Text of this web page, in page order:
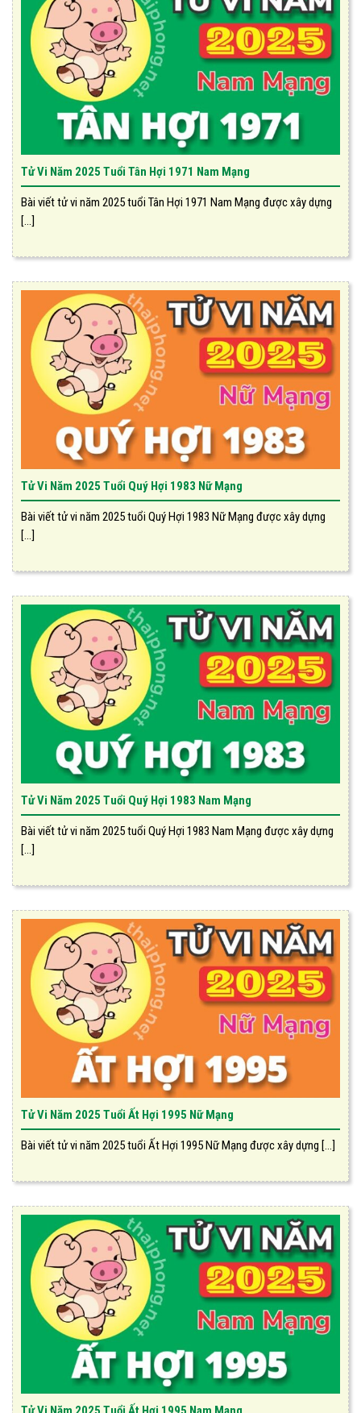
Tử Vi Năm 2025 Tuổi Tân Hợi 1971 Nam Mạng
Bài viết tử vi năm 2025 tuổi Tân Hợi 1971 Nam Mạng được xây dựng
[...]
Tử Vi Năm 2025 Tuổi Quý Hợi 1983 Nữ Mạng
Bài viết tử vi năm 2025 tuổi Quý Hợi 1983 Nữ Mạng được xây dựng
[...]
Tử Vi Năm 2025 Tuổi Quý Hợi 1983 Nam Mạng
Bài viết tử vi năm 2025 tuổi Quý Hợi 1983 Nam Mạng được xây dựng
[...]
Tử Vi Năm 2025 Tuổi Ất Hợi 1995 Nữ Mạng
Bài viết tử vi năm 2025 tuổi Ất Hợi 1995 Nữ Mạng được xây dựng [...]